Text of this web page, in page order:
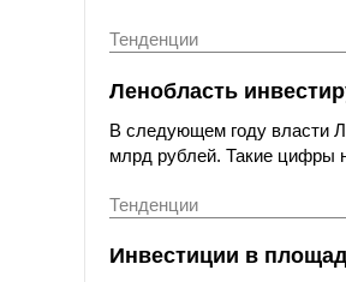
Тенденции
Ленобласть
В следующем году власти
млрд рублей. Такие цифры
Тенденции
Инвестиции в